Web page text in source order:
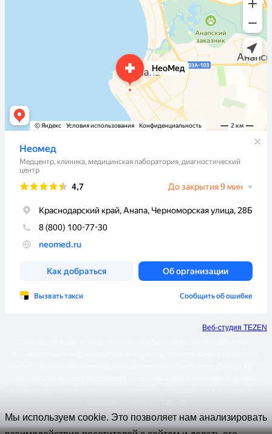
Веб-студия TEZEN
Мы используем cookie. Это позволяет нам анализировать